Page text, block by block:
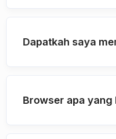
Dapatkah saya
Browser apa yang